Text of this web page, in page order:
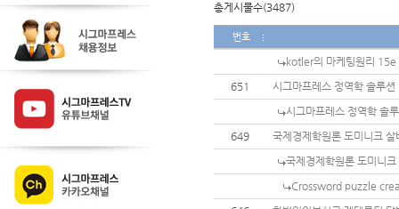
총게시물수(3487)
번호
kotler의 마케팅원리 15e
651
시그마프레스 정역학 솔루션
시그마프레스 정역학 솔
649
국제경제학원론 도미니크
국제경제학원론 도미니
Crossword puzzle